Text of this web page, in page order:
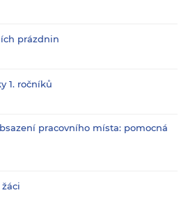
prázdnin
1. ročníků
pracovního místa: pomocná